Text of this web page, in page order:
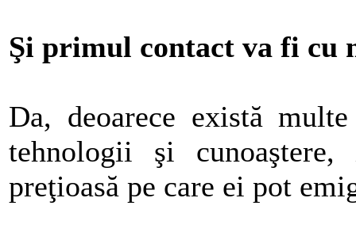
Şi primul contact va fi cu
Da, deoarece există
tehnologii şi
preţioasă pe care ei pot